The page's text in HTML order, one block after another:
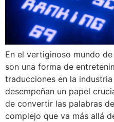
En el vertiginoso mundo
son una forma de
traducciones en la
desempeñan un papel
de convertir las palabras
complejo que va más allá